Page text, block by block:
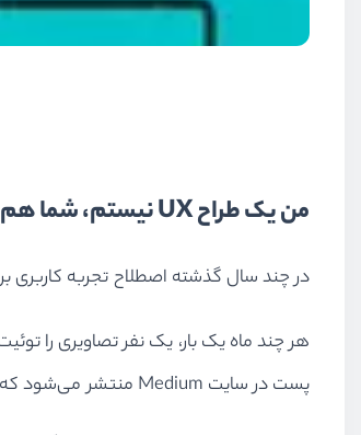
من یک طراح UX نیستم، شما هم نیستید
در چند سال گذشته اصطلاح تجربه کاربری
پست در سایت Medium منتشر می‌شود که این توئیت را رد می‌کند و می‌گوید معنای واقعی و درست "UI"، لیوان چایی است که بیسکوییت در آن قوطه ور شده است.